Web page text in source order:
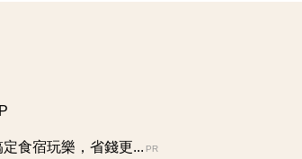
食宿玩樂，省錢更... PR